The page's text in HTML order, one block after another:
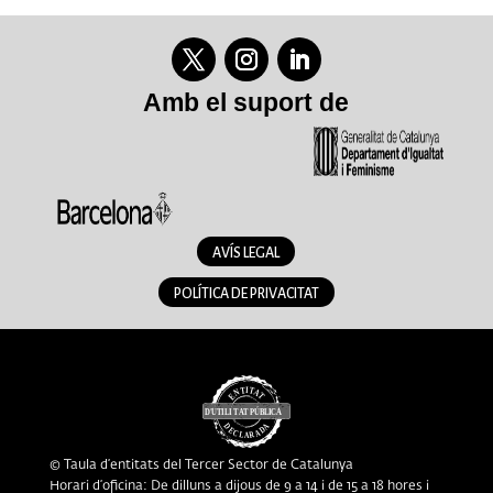
Amb el suport de
AVÍS LEGAL
POLÍTICA DE PRIVACITAT
© Taula d’entitats del Tercer Sector de Catalunya
Horari d’oficina: De dilluns a dijous de 9 a 14 i de 15 a 18 hores i